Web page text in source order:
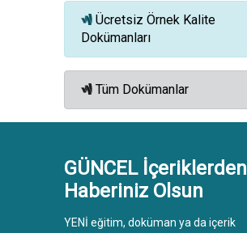
Ücretsiz Örnek Kalite
Dokümanları
Tüm Dokümanlar
GÜNCEL İçeriklerden
Haberiniz Olsun
YENİ eğitim, doküman ya da içerik